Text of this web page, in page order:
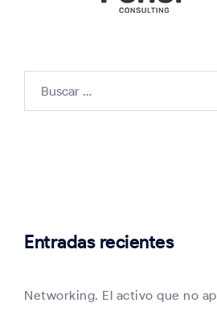
Entradas recientes
Networking. El activo que no